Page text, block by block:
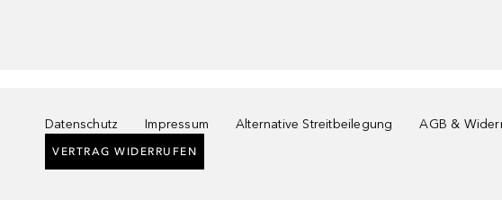
Datenschutz Impressum Alternative Streitbeilegung AGB &
VERTRAG WIDERRUFEN